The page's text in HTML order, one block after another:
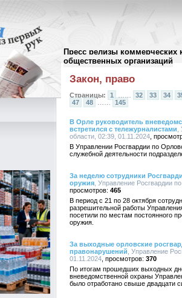
Пресс релизы коммерческих
общественных организаций
Архив пресс-релизов//
Закон, право
Страницы: 1 32 33 34
47
48 …… 145
В Орле руководитель
встретился с тележурналистами
области, 02:39, 01.11.2024
В Управлении Росгвардии по
служебной деятельности
За неделю сотрудники
оружия , Управление Росгвардии
465
В период с 21 по 28 октября
разрешительной работы
посетили по местам постоянного
оружия.
За выходные орловские
правонарушений , Управление
01.11.2024
370
По итогам прошедших выходных
вневедомственной охраны
было отработано свыше двадцати